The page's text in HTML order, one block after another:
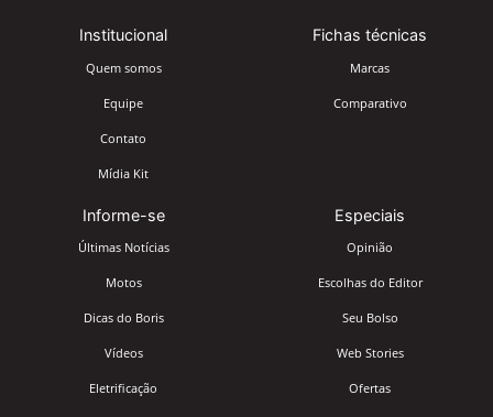
Institucional
Quem somos
Equipe
Contato
Mídia Kit
Fichas técnicas
Marcas
Comparativo
Informe-se
Últimas Notícias
Motos
Dicas do Boris
Vídeos
Eletrificação
Especiais
Opinião
Escolhas do Editor
Seu Bolso
Web Stories
Ofertas